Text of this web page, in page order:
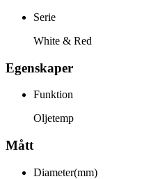
Serie
White & Red
Egenskaper
Funktion
Oljetemp
Mått
Diameter(mm)